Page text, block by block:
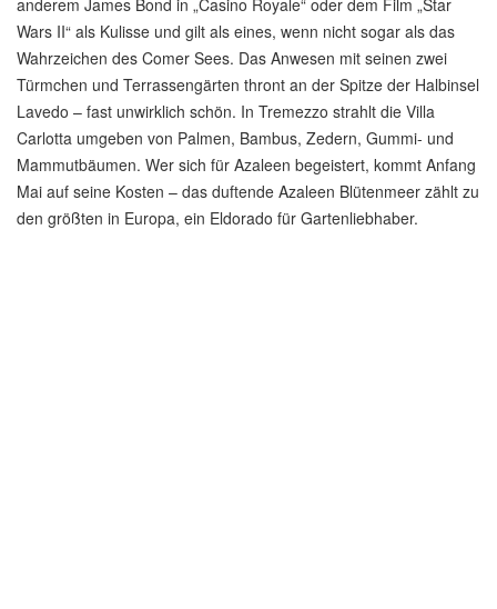
Wars II“ als Kulisse und gilt als eines, wenn nicht sogar als das
Wahrzeichen des Comer Sees. Das Anwesen mit seinen zwei
Türmchen und Terrassengärten thront an der Spitze der Halbinsel
Lavedo – fast unwirklich schön. In Tremezzo strahlt die Villa
Carlotta umgeben von Palmen, Bambus, Zedern, Gummi- und
Mammutbäumen. Wer sich für Azaleen begeistert, kommt Anfang
Mai auf seine Kosten – das duftende Azaleen Blütenmeer zählt zu
den größten in Europa, ein Eldorado für Gartenliebhaber.